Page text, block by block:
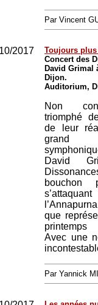
Par Vincent
2017
Toujours
Concert des
David Grimal
Dijon.
Auditorium,
Non
triomphé
de leur
grand
David
que
Avec une
Par Yannick